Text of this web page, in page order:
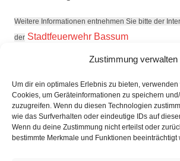
Zustimmung verwalten
Um dir ein optimales Erlebnis zu bieten,
Cookies, um Geräteinformationen zu speichern
zuzugreifen. Wenn du diesen Technologien
wie das Surfverhalten oder eindeutige IDs auf
Wenn du deine Zustimmung nicht erteilst oder
bestimmte Merkmale und Funktionen beeinträchtigt
Weitere Informationen entnehmen Sie bitte der
der Stadtfeuerwehr Bassum
Eingesetzte Kräfte: Feuerwehr
Fahrenhorst +++ Feuerwehr Groß
Feuerwehr Heiligenrode +++
Weitere Informationen über diesen